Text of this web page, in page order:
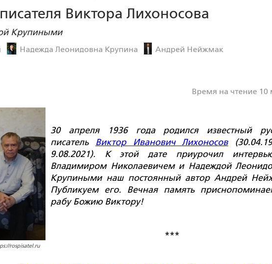
Виктора Лихоносова
Крупиными
Надежда Леонидовна Крупина Андрей Нейжмак
Время на чтение 10
rospisatel.ru
30 апреля 1936года родился известный
писатель Виктор Иванович Лихоносов
9.08.2021). К этой дате приурочил
Владимиром Николаевичем и Надеждой
Крупиными наш постоянный автор Андрей
Публикуем его. Вечная память
рабу Божию Виктору!
***